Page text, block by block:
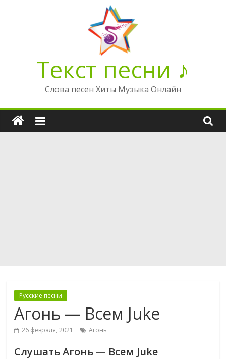
Текст песни ♪
Слова песен Хиты Музыка Онлайн
Русские песни
Агонь — Всем Juke
26 февраля, 2021 Агонь
Слушать Агонь — Всем Juke